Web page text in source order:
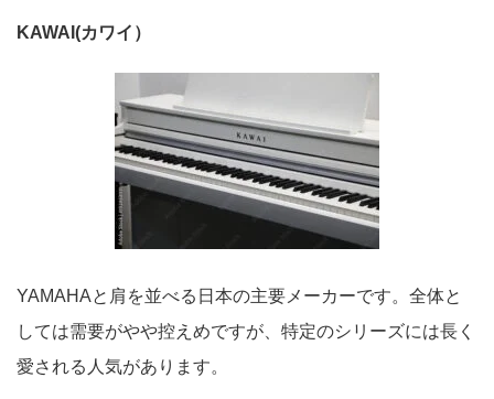
KAWAI(カワイ ）
YAMAHAと肩を並べる日本の主要メーカーです。全体と
しては需要がやや控えめですが、特定のシリーズには長く
愛される人気があります。